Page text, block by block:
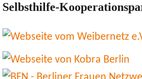
Selbsthilfe-